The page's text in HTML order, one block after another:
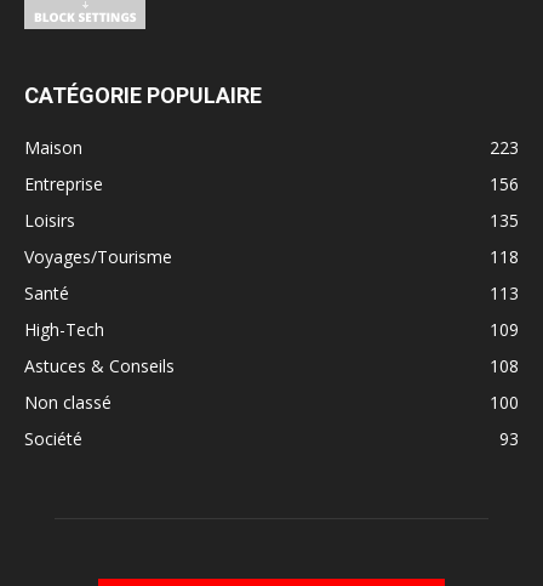
CATÉGORIE POPULAIRE
Maison
223
Entreprise
156
Loisirs
135
Voyages/Tourisme
118
Santé
113
High-Tech
109
Astuces & Conseils
108
Non classé
100
Société
93